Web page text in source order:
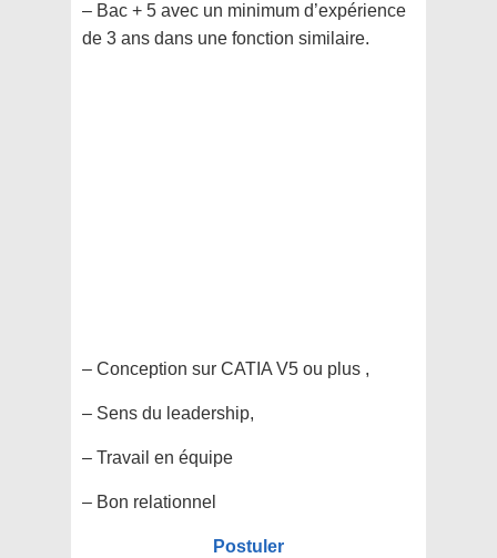
– Bac + 5 avec un minimum d’expérience
de 3 ans dans une fonction similaire.
– Conception sur CATIA V5 ou plus ,
– Sens du leadership,
– Travail en équipe
– Bon relationnel
Postuler